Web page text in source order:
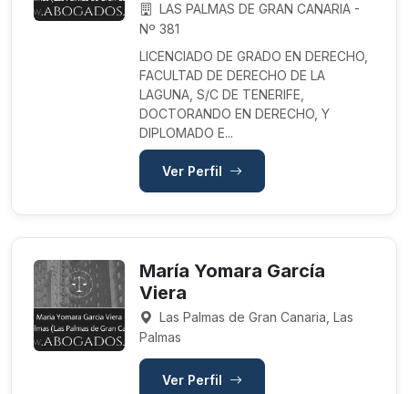
LAS PALMAS DE GRAN CANARIA -
Nº 381
LICENCIADO DE GRADO EN DERECHO,
FACULTAD DE DERECHO DE LA
LAGUNA, S/C DE TENERIFE,
DOCTORANDO EN DERECHO, Y
DIPLOMADO E...
Ver Perfil
María Yomara García
Viera
Las Palmas de Gran Canaria, Las
Palmas
Ver Perfil